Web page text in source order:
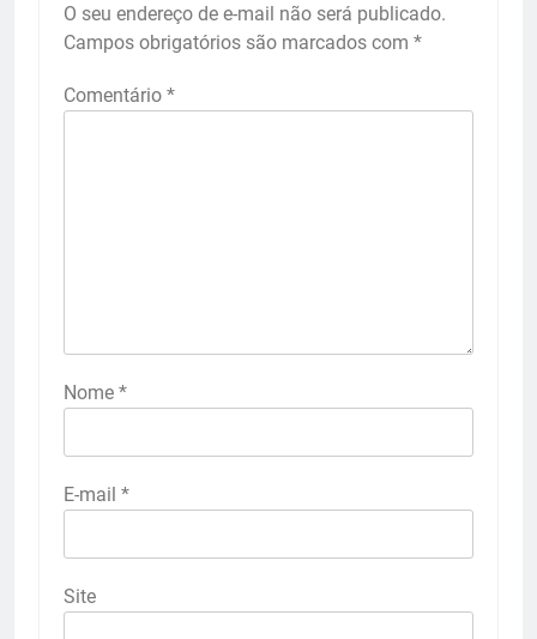
O seu endereço de e-mail não será publicado.
Campos obrigatórios são marcados com *
Comentário *
Nome *
E-mail *
Site